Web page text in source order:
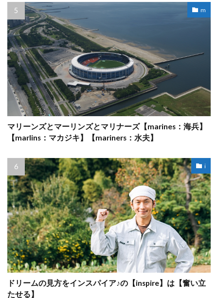
m
マリーンズとマーリンズとマリナーズ【marines：海兵】
【marlins：マカジキ】【mariners：水夫】
i
ドリームの見方をインスパイア♪の【inspire】は【奮い立
たせる】